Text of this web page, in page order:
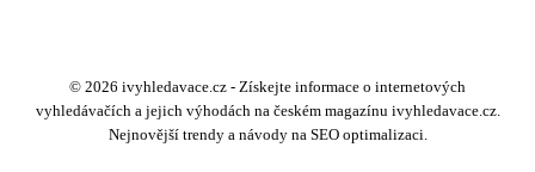
© 2026 ivyhledavace.cz - Získejte informace o internetových
vyhledávačích a jejich výhodách na českém magazínu ivyhledavace.cz.
Nejnovější trendy a návody na SEO optimalizaci.